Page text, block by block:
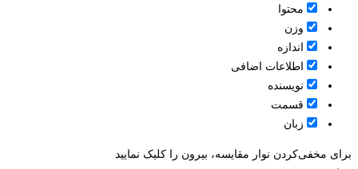
محتوا
وزن
اندازه
اطلاعات اضافی
نویسنده
قسمت
زبان
برای مخفی‌کردن نوار مقایسه، بیرون را کلیک نمایید